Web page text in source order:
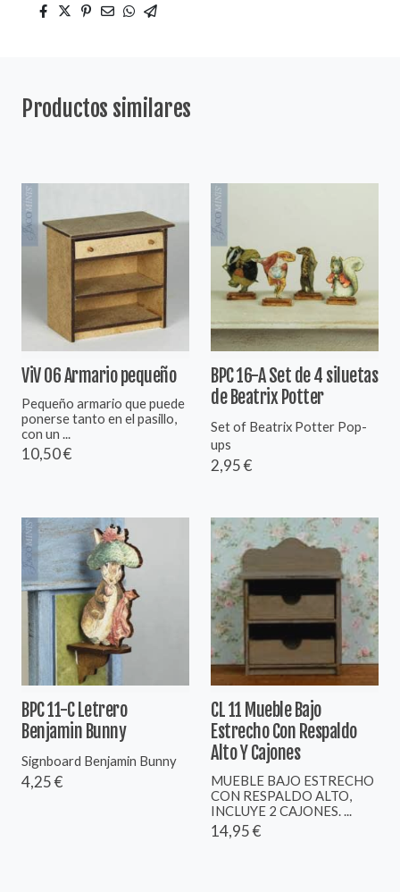
Productos similares
ViV 06 Armario pequeño
Pequeño armario que puede
ponerse tanto en el pasillo,
con un ...
10,50 €
BPC 16-A Set de 4 siluetas
de Beatrix Potter
Set of Beatrix Potter Pop-
ups
2,95 €
BPC 11-C Letrero
Benjamin Bunny
Signboard Benjamin Bunny
4,25 €
CL 11 Mueble Bajo
Estrecho Con Respaldo
Alto Y Cajones
MUEBLE BAJO ESTRECHO
CON RESPALDO ALTO,
INCLUYE 2 CAJONES. ...
14,95 €